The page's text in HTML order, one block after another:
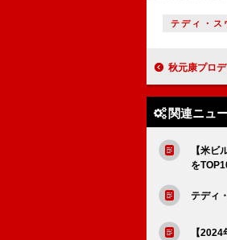
テディ・ス
秋元康プロデュースの
関連ニュ
【米
を
テディ
【